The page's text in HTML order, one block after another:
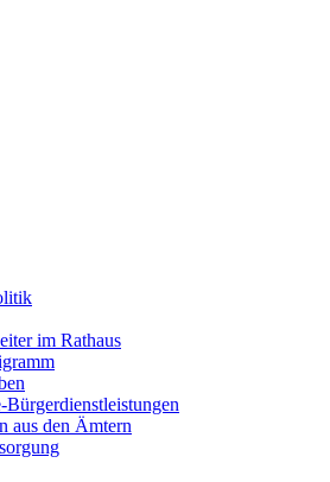
im Rathaus
Bürgerdienstleistungen
aus den Ämtern